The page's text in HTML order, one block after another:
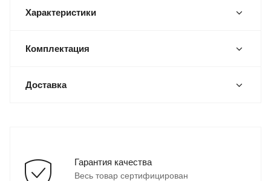
Характеристики
Комплектация
Доставка
Гарантия качества
Весь товар сертифицирован